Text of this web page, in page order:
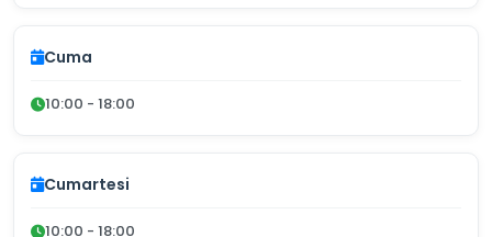
Cuma
10:00 - 18:00
Cumartesi
10:00 - 18:00